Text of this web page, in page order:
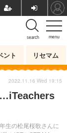
menu
search
ント リセマム
…iTeachers
生の松尾桜歌さんに
2022.11.16 Wed 19:15